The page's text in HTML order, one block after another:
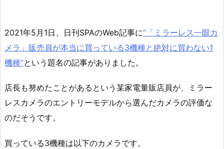
2021年5月1日、日刊SPAのWeb記事に”「ミラーレス一眼カ
メラ」販売員が本当に買っている3機種と絶対に買わない1
機種”という題名の記事がありました。
店長も努めたことがあるという某家電量販店員が、ミラー
レスカメラのエントリーモデルから選んだカメラの評価な
のだそうです。
買っている3機種は以下のカメラです。